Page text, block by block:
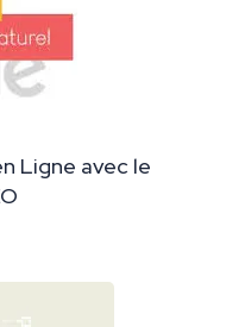
Ligne avec le